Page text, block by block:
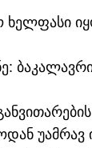
ხელფასი